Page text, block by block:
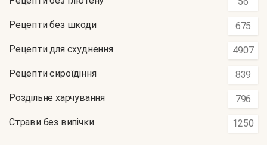
Рецепти без шкоди 675
Рецепти для схуднення 4907
Рецепти сироїдіння 839
Роздільне харчування 796
Страви без випічки 1250